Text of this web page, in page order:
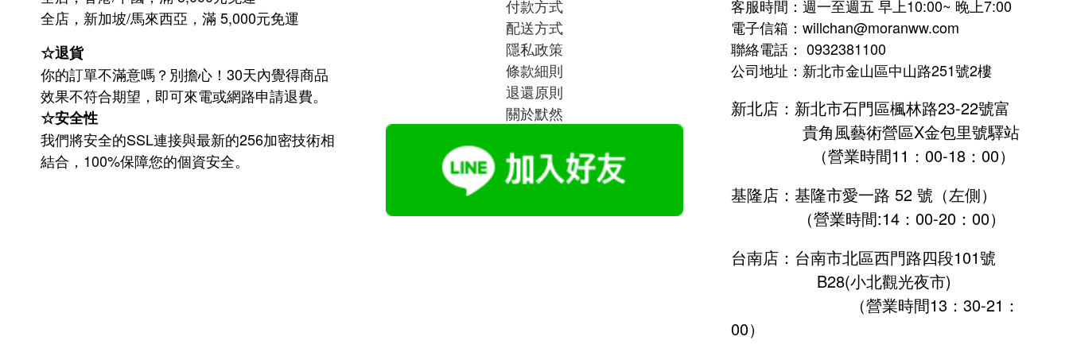
全店，新加坡/馬來西亞，滿 5,000元免運
☆退貨
你的訂單不滿意嗎？別擔心！30天內覺得商品
效果不符合期望，即可來電或網路申請退費。
☆安全性
我們將安全的SSL連接與最新的256加密技術相
結合，100%保障您的個資安全。
付款方式
配送方式
隱私政策
條款細則
退還原則
關於默然
客服時間：週一至週五 早上10:00~ 晚上7:00
電子信箱：willchan@moranww.com
聯絡電話： 0932381100
公司地址：新北市金山區中山路251號2樓
新北店：新北市石門區楓林路23-22號富
貴角風藝術營區X金包里號驛站
（營業時間11：00-18：00）
基隆店：基隆市愛一路 52 號（左側）
（營業時間:14：00-20：00）
台南店：台南市北區西門路四段101號
B28(小北觀光夜市)
（營業時間13：30-21：
00）